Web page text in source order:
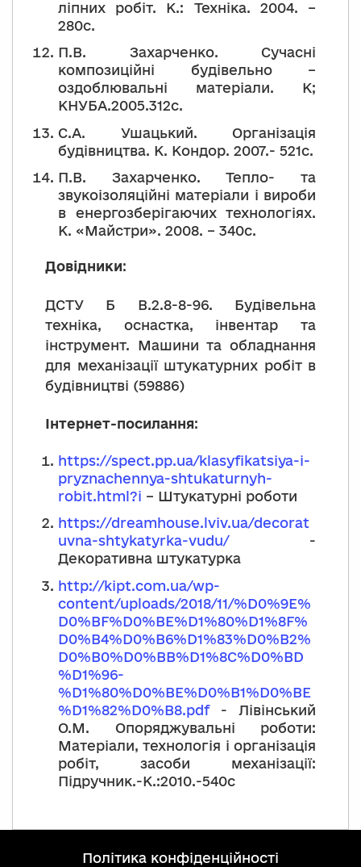
ліпних робіт. К.: Техніка. 2004. –
280с.
П.В. Захарченко. Сучасні
композиційні будівельно –
оздоблювальні матеріали. К;
КНУБА.2005.312с.
С.А. Ушацький. Організація
будівництва. К. Кондор. 2007.- 521с.
П.В. Захарченко. Тепло- та
звукоізоляційні матеріали і вироби
в енергозберігаючих технологіях.
К. «Майстри». 2008. – 340с.
Довідники:
ДСТУ Б В.2.8-8-96. Будівельна
техніка, оснастка, інвентар та
інструмент. Машини та обладнання
для механізації штукатурних робіт в
будівництві (59886)
Інтернет-посилання:
https://spect.pp.ua/klasyfikatsiya-i-
pryznachennya-shtukaturnyh-
robit.html?i – Штукатурні роботи
https://dreamhouse.lviv.ua/decorat
uvna-shtykatyrka-vudu/-
Декоративна штукатурка
http://kipt.com.ua/wp-
content/uploads/2018/11/%D0%9E%
D0%BF%D0%BE%D1%80%D1%8F%
D0%B4%D0%B6%D1%83%D0%B2%
D0%B0%D0%BB%D1%8C%D0%BD
%D1%96-
%D1%80%D0%BE%D0%B1%D0%BE
%D1%82%D0%B8.pdf- Лівінський
О.М. Опоряджувальні роботи:
Матеріали, технологія і організація
робіт, засоби механізації:
Підручник.-К.:2010.-540с
політика конфіденційності